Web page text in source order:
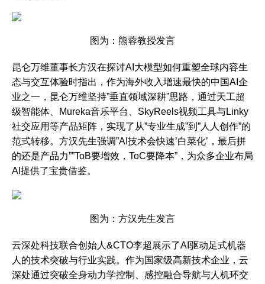
图为：熊蓉教授发言
昆仑万维董事长方汉在探讨AI大模型如何重塑全球内容生
态与交互体验时指出，作为海外收入增速最快的中国AI企
业之一，昆仑万维坚持”垂直领域深耕”思路，通过天工超
级智能体、Mureka音乐平台、SkyReels视频工具与Linky
社交应用等产品矩阵，实现了从”专业生成”到”人人创作”的
范式转移。方汉先生强调”AI技术会快速’白菜化’，最后拼
的还是产品力””ToB要增效，ToC要降本”，为众多企业布局
AI提供了宝贵借鉴。
图为：方汉先生发言
云深处科技联合创始人&CTO李超展示了AI驱动足式机器
人的技术突破与行业实践。作为国家级高新技术企业，云
深处通过突破全身动力学控制、感控融合导航与人机环交